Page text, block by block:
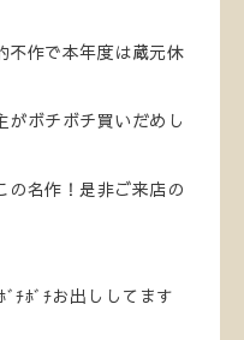
不作で本年度は蔵元休
がボチボチ買いだめし
の名作！是非ご来店の
ﾁﾎﾞﾁお出ししてます